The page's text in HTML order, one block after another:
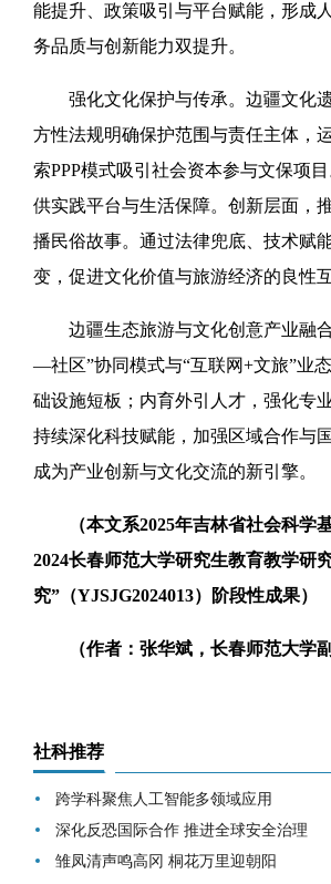
能提升、政策吸引与平台赋能，形成
务品质与创新能力双提升。
强化文化保护与传承。边疆文化
方性法规明确保护范围与责任主体，
索PPP模式吸引社会资本参与文保项
供实践平台与生活保障。创新层面，
播民俗故事。通过法律兜底、技术赋
变，促进文化价值与旅游经济的良性互
边疆生态旅游与文化创意产业融
—社区”协同模式与“互联网+文旅”业
础设施短板；内育外引人才，强化专
持续深化科技赋能，加强区域合作与
成为产业创新与文化交流的新引擎。
（本文系2025年吉林省社会科学
2024长春师范大学研究生教育教学研
究”（YJSJG2024013）阶段性成果）
（作者：张华斌，长春师范大学副
社科推荐
跨学科聚焦人工智能多领域应用
深化反恐国际合作 推进全球安全治理
雏凤清声鸣高冈 桐花万里迎朝阳